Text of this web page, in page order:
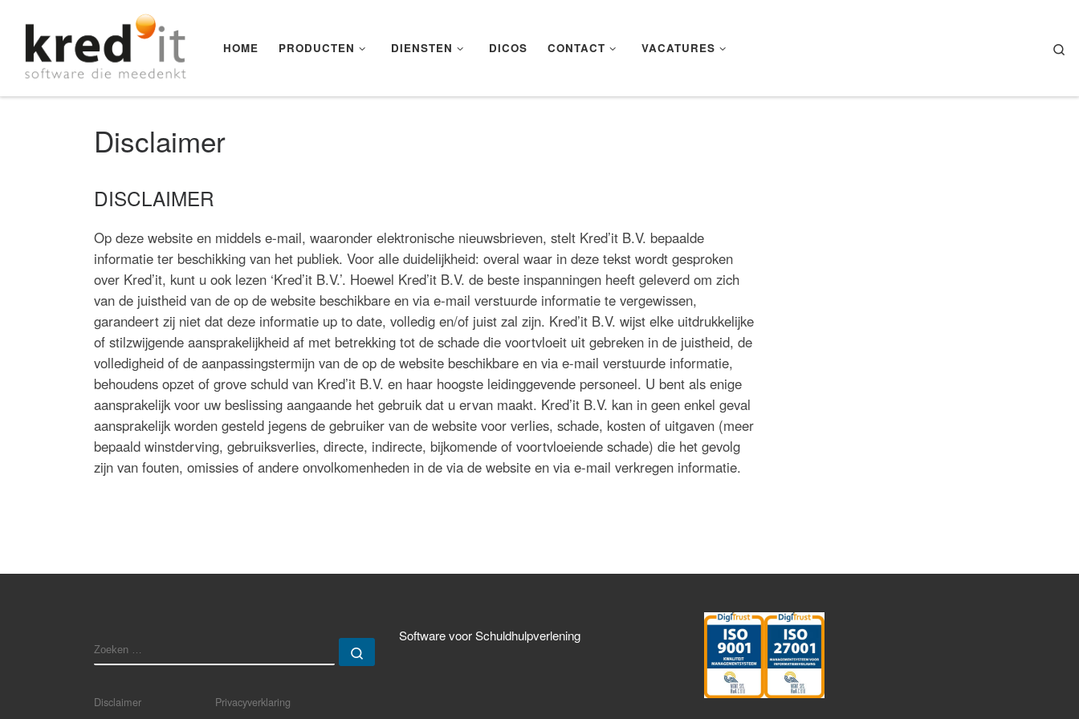
Ga naar inhoud
HOME PRODUCTEN DIENSTEN DICOS CONTACT VACATURES
Disclaimer
DISCLAIMER
Op deze website en middels e-mail, waaronder elektronische nieuwsbrieven, stelt Kred’it B.V. bepaalde
informatie ter beschikking van het publiek. Voor alle duidelijkheid: overal waar in deze tekst wordt gesproken
over Kred’it, kunt u ook lezen ‘Kred’it B.V.’. Hoewel Kred’it B.V. de beste inspanningen heeft geleverd om zich
van de juistheid van de op de website beschikbare en via e-mail verstuurde informatie te vergewissen,
garandeert zij niet dat deze informatie up to date, volledig en/of juist zal zijn. Kred’it B.V. wijst elke uitdrukkelijke
of stilzwijgende aansprakelijkheid af met betrekking tot de schade die voortvloeit uit gebreken in de juistheid, de
volledigheid of de aanpassingstermijn van de op de website beschikbare en via e-mail verstuurde informatie,
behoudens opzet of grove schuld van Kred’it B.V. en haar hoogste leidinggevende personeel. U bent als enige
aansprakelijk voor uw beslissing aangaande het gebruik dat u ervan maakt. Kred’it B.V. kan in geen enkel geval
aansprakelijk worden gesteld jegens de gebruiker van de website voor verlies, schade, kosten of uitgaven (meer
bepaald winstderving, gebruiksverlies, directe, indirecte, bijkomende of voortvloeiende schade) die het gevolg
zijn van fouten, omissies of andere onvolkomenheden in de via de website en via e-mail verkregen informatie.
ZOEKEN
Disclaimer Privacyverklaring
Software voor Schuldhulpverlening